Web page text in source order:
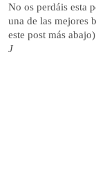
No os perdáis esta
una de las mejores
este post más
J